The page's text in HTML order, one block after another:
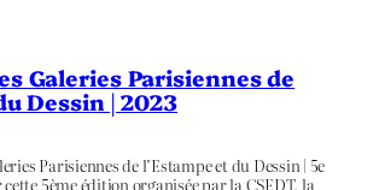
Galeries Parisiennes de
Dessin | 2023
Parisiennes de l’Estampe et du Dessin | 5e
5ème édition organisée par la CSEDT, la